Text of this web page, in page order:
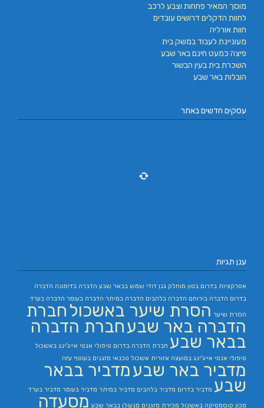
מוסך המאיר פחחות וצבע לרכב
לחוות הדקלים דרושים עובדים
חוות אורליה
מעוניינת לעבוד במשק בית
פיצה כמעט חינם באר שבע
השכרת בית בעין הבשור
הובלות באר שבע
עסקים חדשים באתר
ענן תגיות
אטרקציות בדרום בטון מוחלק גנן דודי שמש בבאר שבע הדברה בדימונה הדברה
בדרום הדברה בירוחם הדברה בלהבים הדברה במיתר הדברה בעומר הדברה בערד
הסרת שיער הסרת שיער באשכול חברת
הדברה באר שבעחברת הדברה
בבאר שבע חברת הדברה בדרום טיפולי אנטי אייג'ינג באשכול
טיפולי אנטי אייג'ינג במועצה אזורית אשכול טכנאי מזגנים בעוטף עזה
מדביר באר שבעמדביר בבאר
שבע מדביר בדרום מדביר בלהבים מדביר במיתר מדביר בעומר מדביר בערד
מכון קוסמטיקה באשכול מכירת מזגנים מנעולן בבאר שבע מסעדה